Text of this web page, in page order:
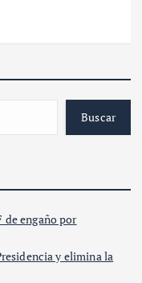
Buscar
de engaño por
y elimina la